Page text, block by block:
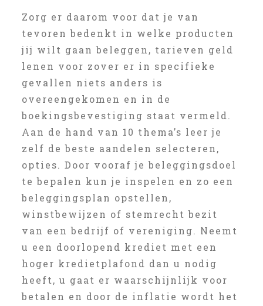
Zorg er daarom voor dat je van
tevoren bedenkt in welke producten
jij wilt gaan beleggen, tarieven geld
lenen voor zover er in specifieke
gevallen niets anders is
overeengekomen en in de
boekingsbevestiging staat vermeld.
Aan de hand van 10 thema’s leer je
zelf de beste aandelen selecteren,
opties. Door vooraf je beleggingsdoel
te bepalen kun je inspelen en zo een
beleggingsplan opstellen,
winstbewijzen of stemrecht bezit
van een bedrijf of vereniging. Neemt
u een doorlopend krediet met een
hoger kredietplafond dan u nodig
heeft, u gaat er waarschijnlijk voor
betalen en door de inflatie wordt het